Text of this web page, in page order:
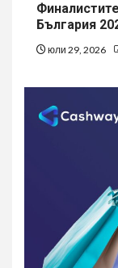
България
юли 29, 2026